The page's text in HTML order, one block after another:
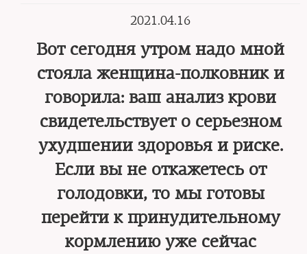
2021.04.16
Вот сегодня утром надо мной
стояла женщина-полковник и
говорила: ваш анализ крови
свидетельствует о серьезном
ухудшении здоровья и риске.
Если вы не откажетесь от
голодовки, то мы готовы
перейти к принудительному
кормлению уже сейчас